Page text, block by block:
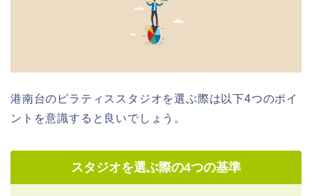
港南台のピラティススタジオを選ぶ際は以下4つのポイ
ントを意識すると良いでしょう。
スタジオを選ぶ際の4つの基準